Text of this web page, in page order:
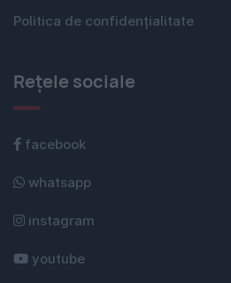
Politica de confidențialitate
Rețele sociale
facebook
whatsapp
instagram
youtube